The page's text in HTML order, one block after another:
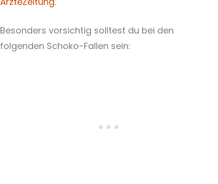
Besonders vorsichtig solltest du bei den
folgenden Schoko-Fallen sein: